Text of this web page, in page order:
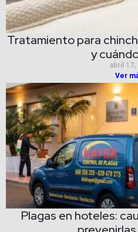
Tratamiento para
y
abril 17,
Ver
Plagas en hoteles: